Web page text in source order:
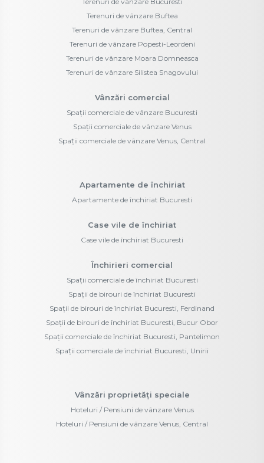
Terenuri de vânzare Buftea
Terenuri de vânzare Buftea, Central
Terenuri de vânzare Popesti-Leordeni
Terenuri de vânzare Moara Domneasca
Terenuri de vânzare Silistea Snagovului
Vânzări comercial
Spații comerciale de vânzare Bucuresti
Spații comerciale de vânzare Venus
Spații comerciale de vânzare Venus, Central
Apartamente de închiriat
Apartamente de închiriat Bucuresti
Case vile de închiriat
Case vile de închiriat Bucuresti
Închirieri comercial
Spații comerciale de închiriat Bucuresti
Spații de birouri de închiriat Bucuresti
Spații de birouri de închiriat Bucuresti, Ferdinand
Spații de birouri de închiriat Bucuresti, Bucur Obor
Spații comerciale de închiriat Bucuresti, Pantelimon
Spații comerciale de închiriat Bucuresti, Unirii
Vânzări proprietăți speciale
Hoteluri / Pensiuni de vânzare Venus
Hoteluri / Pensiuni de vânzare Venus, Central